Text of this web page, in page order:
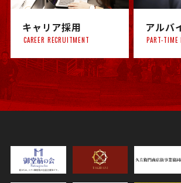
キャリア採用
CAREER RECRUITMENT
アルバ
PART-TIME